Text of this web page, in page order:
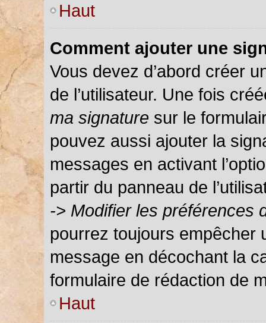
Haut
Comment ajouter une
Vous devez d’abord créer
de l’utilisateur. Une fois
ma signature sur le
pouvez aussi ajouter la
messages en activant
partir du panneau de
-> Modifier les préférences
pourrez toujours empêcher
message en décochant la
formulaire de rédaction de
Haut